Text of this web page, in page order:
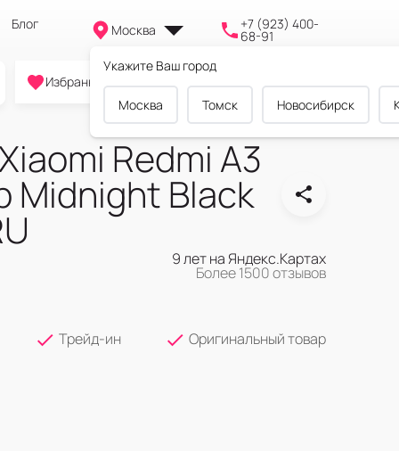
Блог Москва
Укажите Ваш город
Москва Томск Новосибирск
+7 (923) 400-
68-91
0
Избранное Cравнение Корзина
Redmi A3
Midnight Black
9 лет на Яндекс.Картах
Более 1500 отзывов
Трейд-ин Оригинальный товар